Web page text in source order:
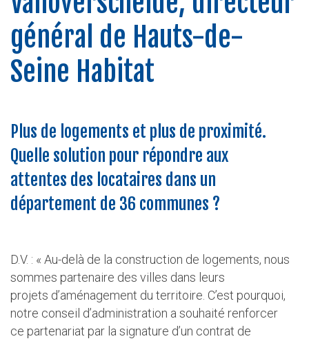
général de Hauts-de-
Seine Habitat
Plus de logements et plus de proximité.
Quelle solution pour répondre aux
attentes des locataires dans un
département de 36 communes ?
D.V. : « Au-delà de la construction de logements, nous
sommes partenaire des villes dans leurs
projets d’aménagement du territoire. C’est pourquoi,
notre conseil d’administration a souhaité renforcer
ce partenariat par la signature d’un contrat de